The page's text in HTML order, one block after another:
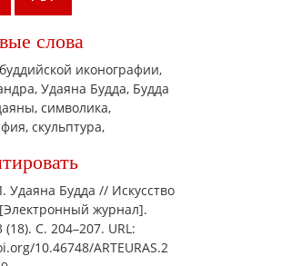
слова
иконографии,
Удаяна Будда, Будда
символика,
скульптура,
Удаяна Будда // Искусство
журнал].
С. 204–207. URL:
10.46748/ARTEURAS.2